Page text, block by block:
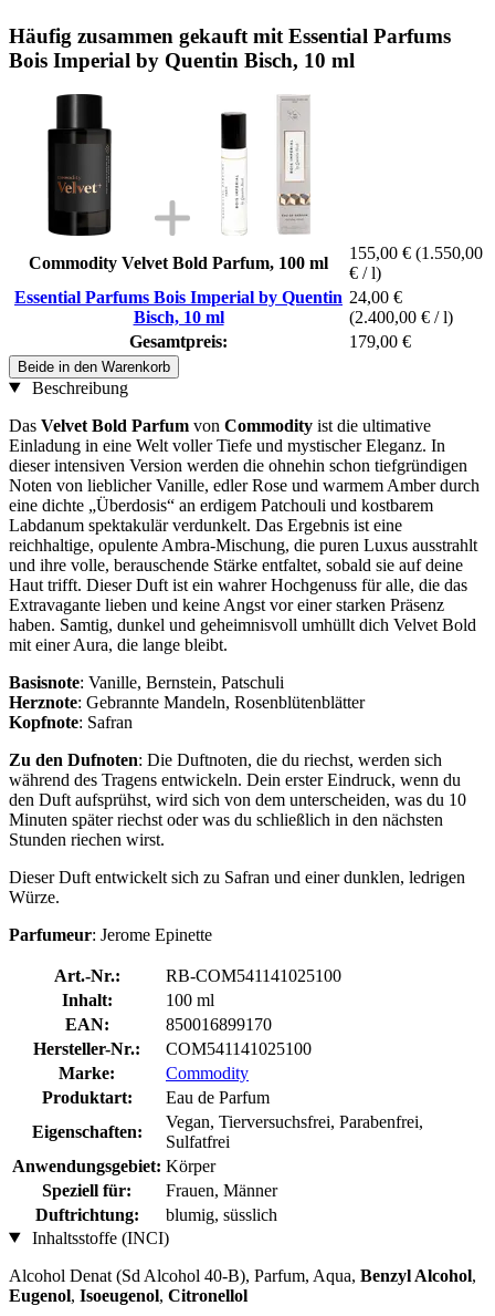
Häufig zusammen gekauft mit Essential Parfums
Bois Imperial by Quentin Bisch, 10 ml
Commodity Velvet Bold Parfum, 100 ml
155,00 € (1.550,00
€ / l)
Essential Parfums Bois Imperial by Quentin
Bisch, 10 ml
24,00 €
(2.400,00 € / l)
Gesamtpreis:
179,00 €
Beide in den Warenkorb
Beschreibung
Das Velvet Bold Parfum von Commodity ist die ultimative
Einladung in eine Welt voller Tiefe und mystischer Eleganz. In
dieser intensiven Version werden die ohnehin schon tiefgründigen
Noten von lieblicher Vanille, edler Rose und warmem Amber durch
eine dichte „Überdosis“ an erdigem Patchouli und kostbarem
Labdanum spektakulär verdunkelt. Das Ergebnis ist eine
reichhaltige, opulente Ambra-Mischung, die puren Luxus ausstrahlt
und ihre volle, berauschende Stärke entfaltet, sobald sie auf deine
Haut trifft. Dieser Duft ist ein wahrer Hochgenuss für alle, die das
Extravagante lieben und keine Angst vor einer starken Präsenz
haben. Samtig, dunkel und geheimnisvoll umhüllt dich Velvet Bold
mit einer Aura, die lange bleibt.
Basisnote: Vanille, Bernstein, Patschuli
Herznote: Gebrannte Mandeln, Rosenblütenblätter
Kopfnote: Safran
Zu den Dufnoten: Die Duftnoten, die du riechst, werden sich
während des Tragens entwickeln. Dein erster Eindruck, wenn du
den Duft aufsprühst, wird sich von dem unterscheiden, was du 10
Minuten später riechst oder was du schließlich in den nächsten
Stunden riechen wirst.
Dieser Duft entwickelt sich zu Safran und einer dunklen, ledrigen
Würze.
Parfumeur: Jerome Epinette
Art.-Nr.:
RB-COM541141025100
Inhalt:
100 ml
EAN:
850016899170
Hersteller-Nr.:
COM541141025100
Marke:
Commodity
Produktart:
Eau de Parfum
Eigenschaften:
Vegan, Tierversuchsfrei, Parabenfrei,
Sulfatfrei
Anwendungsgebiet: Körper
Speziell für:
Frauen, Männer
Duftrichtung:
blumig, süsslich
Inhaltsstoffe (INCI)
Alcohol Denat (Sd Alcohol 40-B), Parfum, Aqua, Benzyl Alcohol,
Eugenol, Isoeugenol, Citronellol